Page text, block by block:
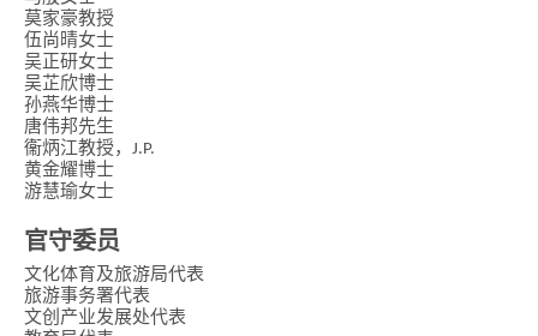
莫家豪教授
伍尚晴女士
吴正研女士
吴芷欣博士
孙燕华博士
唐伟邦先生
衞炳江教授，J.P.
黄金耀博士
游慧瑜女士
官守委员
文化体育及旅游局代表
旅游事务署代表
文创产业发展处代表